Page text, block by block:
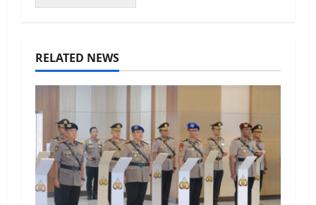
RELATED NEWS